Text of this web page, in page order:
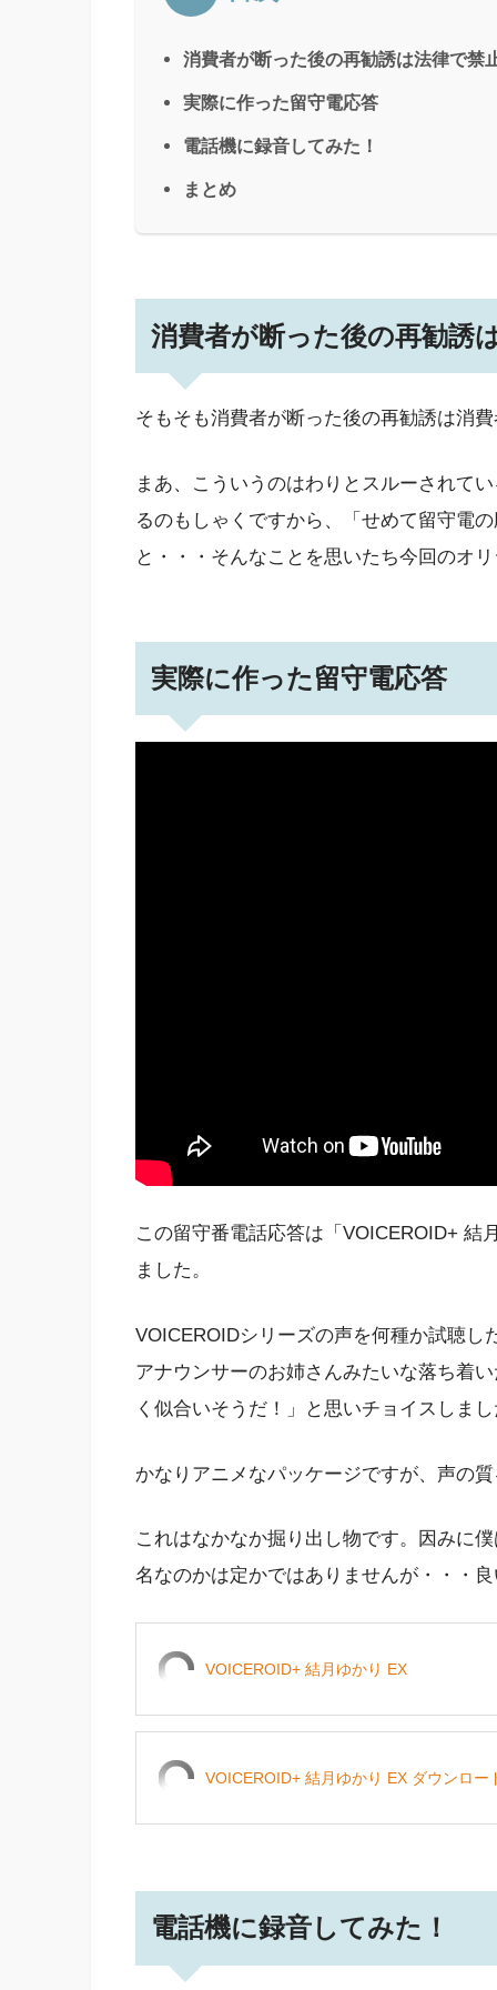
消費者が断った後の再勧誘は法律で禁
実際に作った留守電応答
電話機に録音してみた！
まとめ
消費者が断った後の再勧誘
そもそも消費者が断った後の再勧誘は消
まあ、こういうのはわりとスルーされて
るのもしゃくですから、「せめて留守電
と・・・そんなことを思いたち今回のオ
実際に作った留守電応答
この留守番電話応答は「VOICEROID+ 結
ました。
VOICEROIDシリーズの声を何種か試聴
アナウンサーのお姉さんみたいな落ち着
く似合いそうだ！」と思いチョイスしま
かなりアニメなパッケージですが、声の
これはなかなか掘り出し物です。因みに
名なのかは定かではありませんが・・・
VOICEROID+ 結月ゆかり EX
VOICEROID+ 結月ゆかり EX ダウンロー
電話機に録音してみた！